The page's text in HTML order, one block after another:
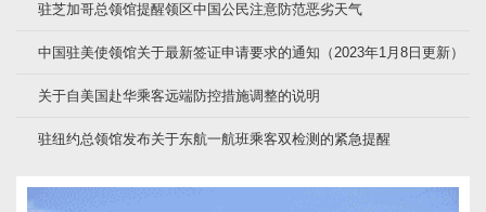
驻芝加哥总领馆提醒领区中国公民注意防范恶劣天气
中国驻美使领馆关于最新签证申请要求的通知（2023年1月8日更新）
关于自美国赴华乘客远端防控措施调整的说明
驻纽约总领馆发布关于东航一航班乘客双检测的紧急提醒